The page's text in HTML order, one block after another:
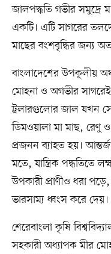
জালপদ্ধতি গভীর সমুদ্রে
একটি। এটি সাগরের
মাছের বংশবৃদ্ধির জন্য
বাংলাদেশের উপকূলীয়
মোহনা ও অগভীর সাগরেই
ট্রলারগুলোর জাল যখন
ডিমওয়ালা মা মাছ, রেণু
প্রজনন ব্যাহত হয়।
মতে, যান্ত্রিক পদ্ধতিতে
উপকারী প্রাণীও ধরা পড়ে,
ভারসাম্য ধ্বংস করে দেয়।
শেরেবাংলা কৃষি
সহকারী অধ্যাপক মীর